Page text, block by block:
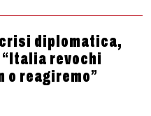
diplomatica,
revochi
o reagiremo”